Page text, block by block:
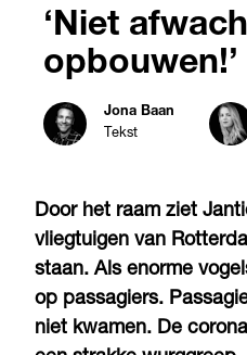
‘Niet
opbouwen!’
Jona Baan
Tekst
Door het raam ziet
vliegtuigen van
staan. Als enorme
op passagiers.
niet kwamen. De